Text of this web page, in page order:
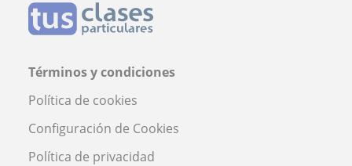
Términos y condiciones
Política de cookies
Configuración de Cookies
Política de privacidad